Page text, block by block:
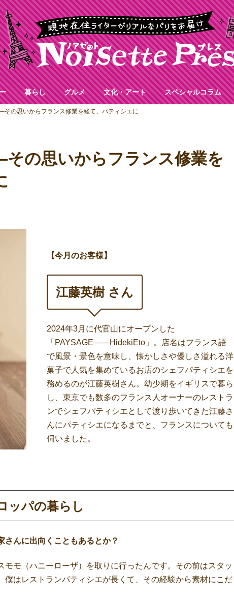
暮らし グルメ 文化・アート スペシャルコラム
の思いからフランス修業を経て、パティシエに
の思いからフランス修業を
【今月のお客様】
江藤英樹 さん
2024年3月に代官山にオープンした
「PAYSAGE――HidekiEto」。店名はフランス語
で風景・景色を意味し、懐かしさや優しさ溢れる洋
菓子で人気を集めているお店のシェフパティシエを
務めるのが江藤英樹さん。幼少期をイギリスで暮ら
し、東京でも数多のフランス人オーナーのレストラ
ンでシェフパティシエとして渡り歩いてきた江藤さ
んにパティシエになるまでと、フランスについても
伺いました。
ッパの暮らし
さんに出向くこともあるとか？
モモ（ハニーローザ）を取りに行ったんです。その前はスタッ
僕はレストランパティシエが長くて、その経験から素材にこだ